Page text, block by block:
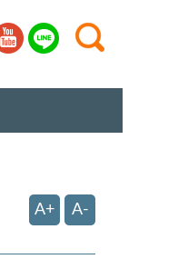
A+ A-